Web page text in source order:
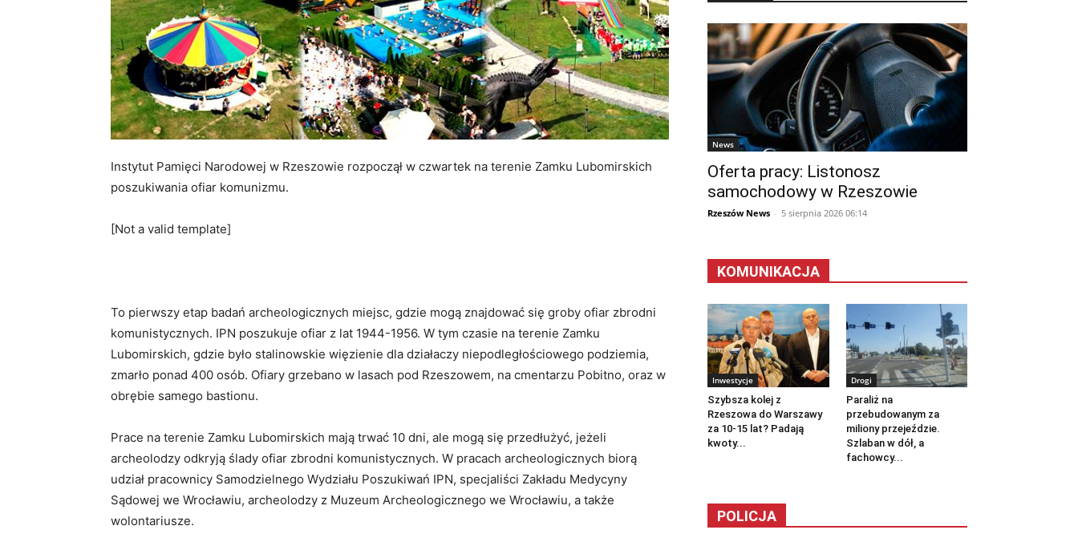
Instytut Pamięci Narodowej w Rzeszowie rozpoczął w czwartek na terenie Zamku Lubomirskich
poszukiwania ofiar komunizmu.
[Not a valid template]
To pierwszy etap badań archeologicznych miejsc, gdzie mogą znajdować się groby ofiar zbrodni
komunistycznych. IPN poszukuje ofiar z lat 1944-1956. W tym czasie na terenie Zamku
Lubomirskich, gdzie było stalinowskie więzienie dla działaczy niepodległościowego podziemia,
zmarło ponad 400 osób. Ofiary grzebano w lasach pod Rzeszowem, na cmentarzu Pobitno, oraz w
obrębie samego bastionu.
Prace na terenie Zamku Lubomirskich mają trwać 10 dni, ale mogą się przedłużyć, jeżeli
archeolodzy odkryją ślady ofiar zbrodni komunistycznych. W pracach archeologicznych biorą
udział pracownicy Samodzielnego Wydziału Poszukiwań IPN, specjaliści Zakładu Medycyny
Sądowej we Wrocławiu, archeolodzy z Muzeum Archeologicznego we Wrocławiu, a także
wolontariusze.
News
Oferta pracy: Listonosz
samochodowy w Rzeszowie
Rzeszów News - 5 sierpnia 2026 06:14
KOMUNIKACJA
Inwestycje
Szybsza kolej z
Rzeszowa do Warszawy
za 10-15 lat? Padają
kwoty...
Drogi
Paraliż na
przebudowanym za
miliony przejeździe.
Szlaban w dół, a
fachowcy...
POLICJA